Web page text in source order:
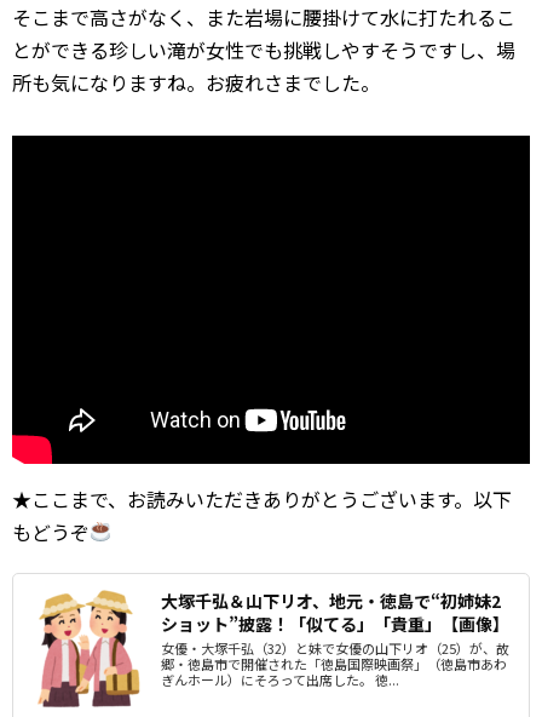
そこまで高さがなく、また岩場に腰掛けて水に打たれるこ
とができる珍しい滝が女性でも挑戦しやすそうですし、場
所も気になりますね。お疲れさまでした。
★ここまで、お読みいただきありがとうございます。以下
もどうぞ
大塚千弘＆山下リオ、地元・徳島で“初姉妹2
ショット”披露！「似てる」「貴重」【画像】
女優・大塚千弘（32）と妹で女優の山下リオ（25）が、故
郷・徳島市で開催された「徳島国際映画祭」（徳島市あわ
ぎんホール）にそろって出席した。 徳...